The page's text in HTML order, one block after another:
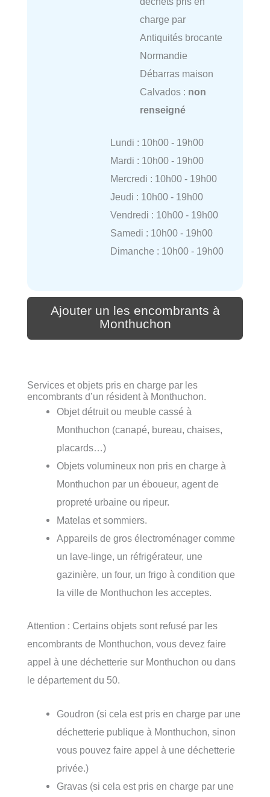
charge par
Antiquités brocante
Normandie
Débarras maison
Calvados : non
renseigné
Lundi : 10h00 - 19h00
Mardi : 10h00 - 19h00
Mercredi : 10h00 - 19h00
Jeudi : 10h00 - 19h00
Vendredi : 10h00 - 19h00
Samedi : 10h00 - 19h00
Dimanche : 10h00 - 19h00
Ajouter un les encombrants à
Monthuchon
Services et objets pris en charge par les
encombrants d’un résident à Monthuchon.
Objet détruit ou meuble cassé à
Monthuchon (canapé, bureau, chaises,
placards…)
Objets volumineux non pris en charge à
Monthuchon par un éboueur, agent de
propreté urbaine ou ripeur.
Matelas et sommiers.
Appareils de gros électroménager comme
un lave-linge, un réfrigérateur, une
gazinière, un four, un frigo à condition que
la ville de Monthuchon les acceptes.
Attention : Certains objets sont refusé par les
encombrants de Monthuchon, vous devez faire
appel à une déchetterie sur Monthuchon ou dans
le département du 50.
Goudron (si cela est pris en charge par une
déchetterie publique à Monthuchon, sinon
vous pouvez faire appel à une déchetterie
privée.)
Gravas (si cela est pris en charge par une